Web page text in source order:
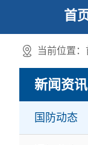
首
当前位置：
新闻资讯
国防动态